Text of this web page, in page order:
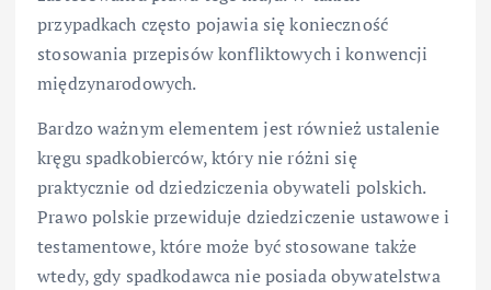
przypadkach często pojawia się konieczność
stosowania przepisów konfliktowych i konwencji
międzynarodowych.
Bardzo ważnym elementem jest również ustalenie
kręgu spadkobierców, który nie różni się
praktycznie od dziedziczenia obywateli polskich.
Prawo polskie przewiduje dziedziczenie ustawowe i
testamentowe, które może być stosowane także
wtedy, gdy spadkodawca nie posiada obywatelstwa